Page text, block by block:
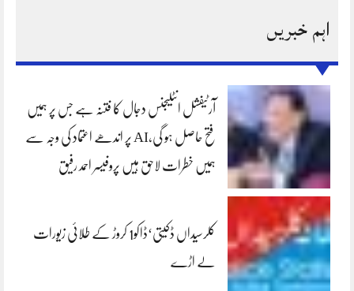
اہم خبریں
آرٹیفشل انٹلیجنس دجال کا فتنہ ہے جس پر ہمیں
فتح حاصل ہو گی،AI پر اندھے اعتماد کی وجہ سے
ہمیں خطرات لاحق ہیں پروفیسر احمد رفیق
کلرسیداں ڈکیتی‘ڈاکو1 کروڑ کے طلائی زیورات
لے اڑے